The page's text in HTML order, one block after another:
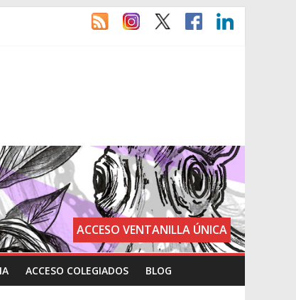
ACCESO VENTANILLA ÚNICA
ACCESO COLEGIADOS BLOG